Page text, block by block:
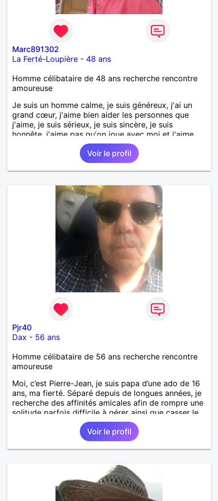
Marc891302
La Ferté-Loupière - 48 ans
Homme célibataire de 48 ans recherche rencontre
amoureuse
Je suis un homme calme, je suis généreux, j'ai un
grand cœur, j'aime bien aider les personnes que
j'aime, je suis sérieux, je suis sincère, je suis
honnête, j'aime pas qu'on joue avec moi et j'aime
pas les mensonges. Je cherche une relation
amoureuse et sérieuse.Voir le profil
Pjr40
Dax - 56 ans
Homme célibataire de 56 ans recherche rencontre
amoureuse
Moi, c’est Pierre-Jean, je suis papa d’une ado de 16
ans, ma fierté. Séparé depuis de longues années, je
recherche des affinités amicales afin de rompre une
solitude parfois difficile à gérer ainsi que casser le
vague à l’âme. L’amitié reste extrêmement
importante à mes yeux mais peut se décliner en des
sentiments plus puissants. « Le temps fera son
œuvre » disait Arthur Schopenhauer, philosophe
autant être trop locace. Je suis bourré de qualités
avec très peu de défauts. Je suis altruiste,
bienveillant, empathique, attentionné, honnête,
Voir le profil